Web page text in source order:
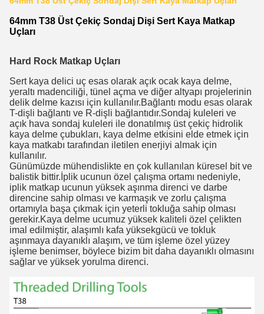
64mm T38 Üst Çekiç Sondaj Dişi Sert Kaya Matkap
Uçları
Hard Rock Matkap Uçları
Sert kaya delici uç esas olarak açık ocak kaya delme,
yeraltı madenciliği, tünel açma ve diğer altyapı projelerinin
delik delme kazısı için kullanılır.Bağlantı modu esas olarak
T-dişli bağlantı ve R-dişli bağlantıdır.Sondaj kuleleri ve
açık hava sondaj kuleleri ile donatılmış üst çekiç hidrolik
kaya delme çubukları, kaya delme etkisini elde etmek için
kaya matkabı tarafından iletilen enerjiyi almak için
kullanılır.
Günümüzde mühendislikte en çok kullanılan küresel bit ve
balistik bittir.İplik ucunun özel çalışma ortamı nedeniyle,
iplik matkap ucunun yüksek aşınma direnci ve darbe
direncine sahip olması ve karmaşık ve zorlu çalışma
ortamıyla başa çıkmak için yeterli tokluğa sahip olması
gerekir.Kaya delme ucumuz yüksek kaliteli özel çelikten
imal edilmiştir, alaşımlı kafa yüksekgücü ve tokluk
aşınmaya dayanıklı alaşım, ve tüm işleme özel yüzey
işleme benimser, böylece bizim bit daha dayanıklı olmasını
sağlar ve yüksek yorulma direnci.